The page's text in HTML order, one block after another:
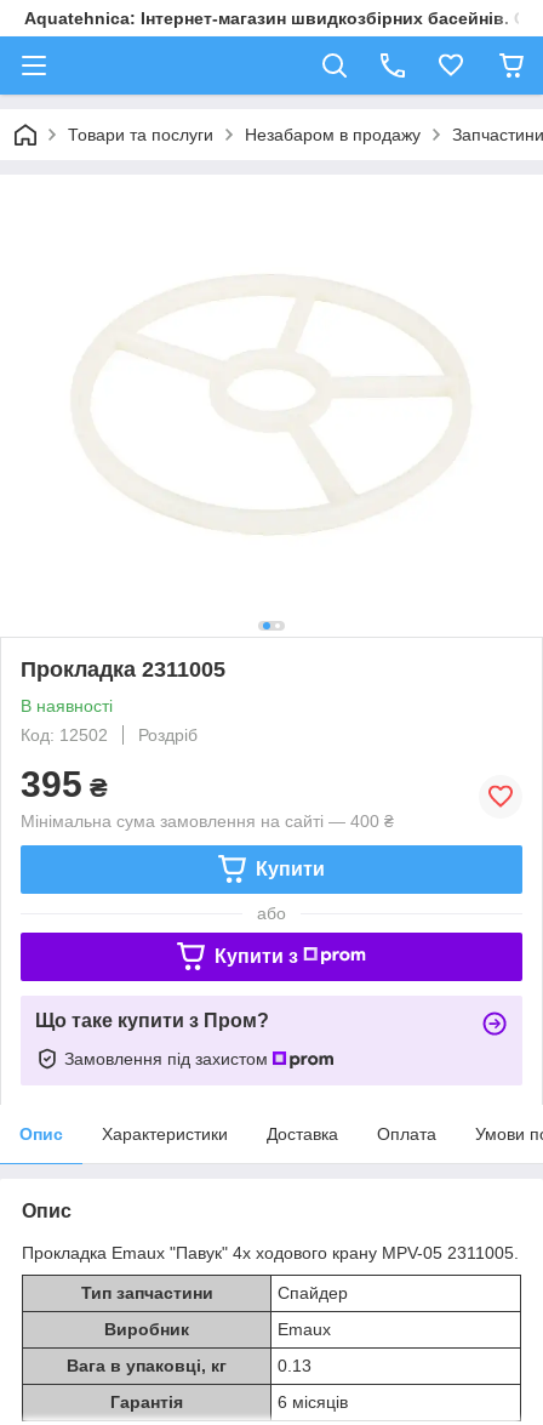
Aquatehnica: Інтернет-магазин швидкозбірних басейнів.
Товари та послуги Незабаром в продажу
Прокладка 2311005
В наявності
Код: 12502
Роздріб
395 ₴
Мінімальна сума замовлення на сайті — 400 ₴
Купити
або
Купити з
Що таке купити з Пром?
Замовлення під захистом
Опис Характеристики Доставка Оплата Умови
Опис
Прокладка Emaux "Павук" 4х ходового крану MPV-05 2311005.
Тип запчастини
Спайдер
Виробник
Emaux
Вага в упаковці, кг
0.13
Гарантія
6 місяців